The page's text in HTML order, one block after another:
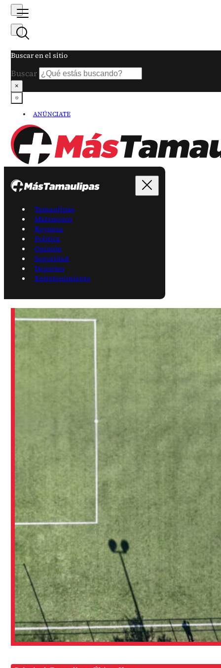
Buscar en el sitio
Buscar
×
ANÚNCIATE
Tamaulipas
Matamoros
Reynosa
Política
Opinión
Seguridad
Deportes
Entretenimiento